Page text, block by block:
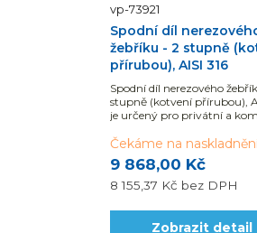
vp-73921
Spodní díl
žebříku - 2 stupně
přírubou), AISI 316
Spodní díl nerezového
stupně (kotvení přírubou),
je určený pro privátní a
9 868,00 Kč
8 155,37 Kč bez DPH
Čekáme na
Zobrazit detail